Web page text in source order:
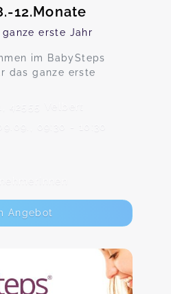
12.Monate
erste Jahr
im BabySteps
das ganze erste
42555 Velbert
09:30 - 10:30
Angebot